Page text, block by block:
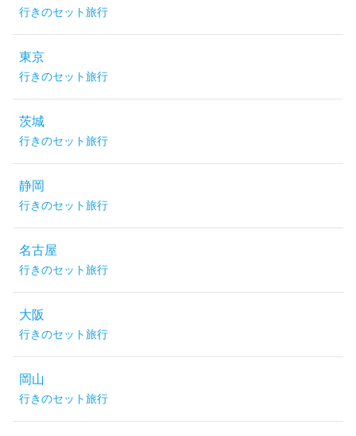
行きのセット旅行
東京
行きのセット旅行
茨城
行きのセット旅行
静岡
行きのセット旅行
名古屋
行きのセット旅行
大阪
行きのセット旅行
岡山
行きのセット旅行